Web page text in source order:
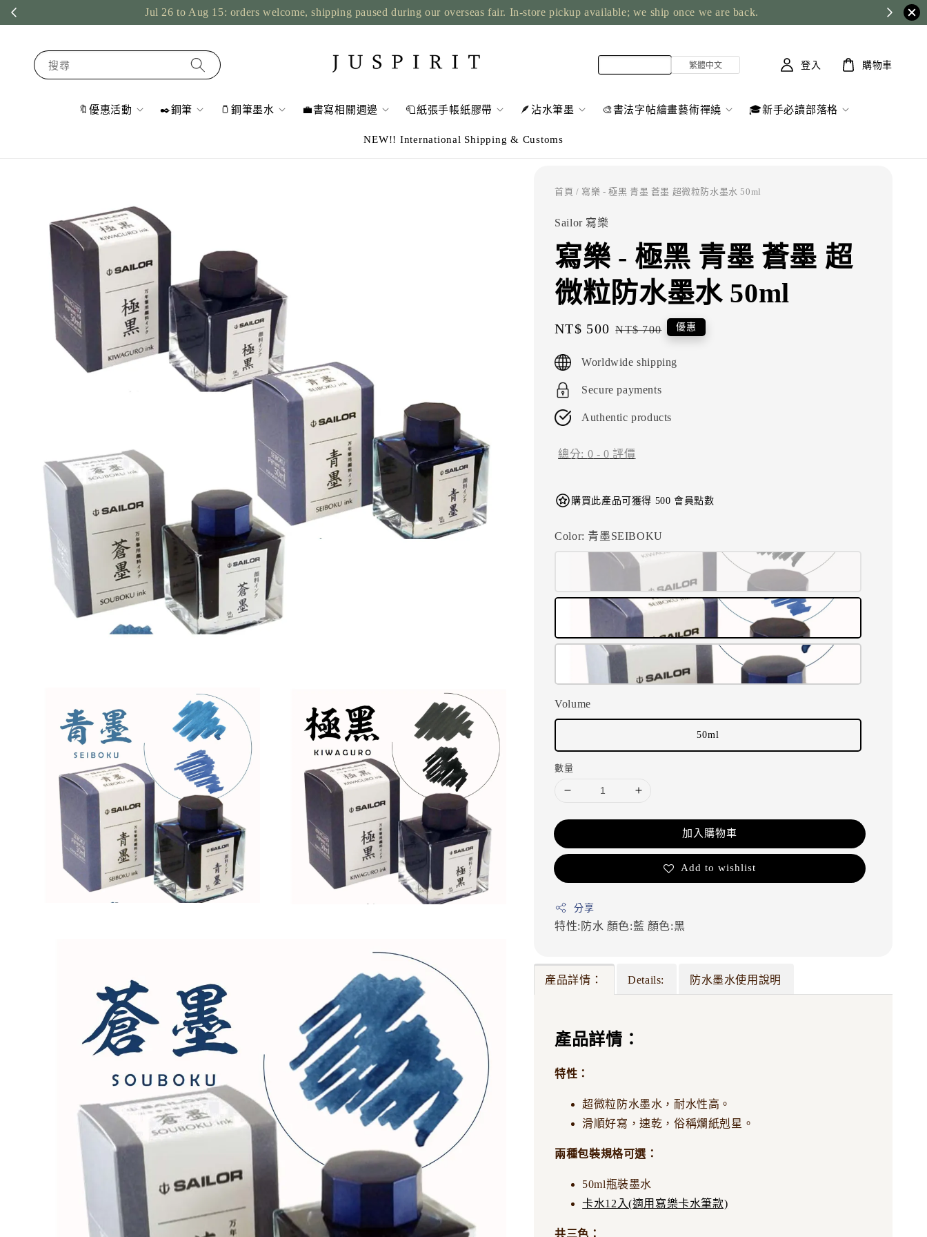
Jul 26 to Aug 15: orders welcome, shipping paused during our overseas fair. In-store pickup available; we ship once we are back.
搜尋
🔖優惠活動 ✒️鋼筆 🫙鋼筆墨水 💼書寫相關週邊 🧻紙張手帳紙膠帶 🪶沾水筆墨 🎨書法字帖繪畫藝術禪繞 🎓新手必讀部落格
NEW!! International Shipping & Customs
登入 購物車
首頁 / 寫樂 - 極黑 青墨 蒼墨 超微粒防水墨水 50ml
Sailor 寫樂
寫樂 - 極黑 青墨 蒼墨 超
微粒防水墨水 50ml
Sale
NT$ 500 Regular
NT$ 700 優惠
Worldwide shipping
Secure payments
Authentic products
總分: 0 -0 評價
購買此產品可獲得 500 會員點數
Color: 青墨SEIBOKU
Volume
50ml
數量
加入購物車
Add to wishlist
分享
特性:防水 顏色:藍 顏色:黑
產品詳情： Details: 防水墨水使用說明
產品詳情：
特性：
超微粒防水墨水，耐水性高。
滑順好寫，速乾，俗稱爛紙剋星。
兩種包裝規格可選：
50ml瓶裝墨水
卡水12入(適用寫樂卡水筆款)
共三色：